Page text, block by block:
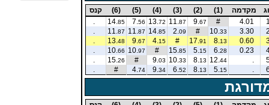
מקדמה (1)
(2)
(3)
(4)
(5)
(6)
קנס
4.01
#
9. 67
11. 87
13. 72
7. 56
14. 85
3.30
10. 33
#
2. 09
14. 85
11. 87
11. 87
0.60
8. 13
17. 91
#
4. 15
9. 67
13. 48
0.23
6. 28
5. 15
15. 85
#
10. 97
10. 66
12. 44
8. 13
10. 33
9. 03
#
15. 26
5. 15
8. 13
6. 52
9. 34
4. 74
#